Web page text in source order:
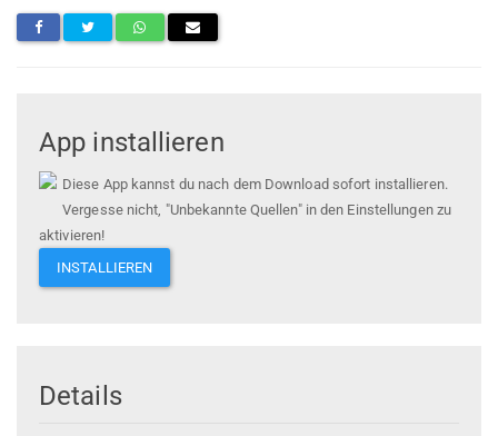
App installieren
Diese App kannst du nach dem Download sofort installieren.
Vergesse nicht, "Unbekannte Quellen" in den Einstellungen zu
aktivieren!
INSTALLIEREN
Details